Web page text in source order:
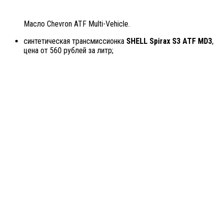
Масло Chevron ATF Multi-Vehicle.
синтетическая трансмиссионка SHELL Spirax S3 ATF MD3,
цена от 560 рублей за литр;